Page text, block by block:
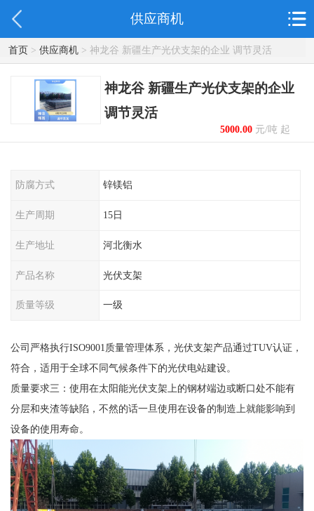
供应商机
首页> 供应商机> 神龙谷 新疆生产光伏支架的企业 调节灵活
神龙谷 新疆生产光伏支架的企业
调节灵活
5000.00元/吨 起
防腐方式 锌镁铝
生产周期 15日
生产地址 河北衡水
产品名称 光伏支架
质量等级 一级
公司严格执行ISO9001质量管理体系，光伏支架产品通过TUV认证，
符合，适用于全球不同气候条件下的光伏电站建设。
质量要求三：使用在太阳能光伏支架上的钢材端边或断口处不能有
分层和夹渣等缺陷，不然的话一旦使用在设备的制造上就能影响到
设备的使用寿命。